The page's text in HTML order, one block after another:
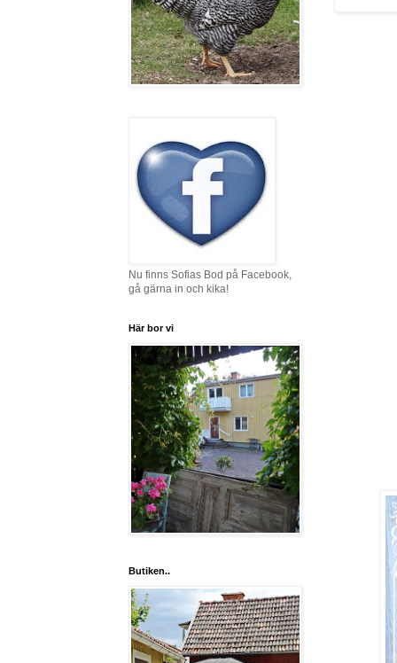
Nu finns Sofias Bod på Facebook,
gå gärna in och kika!
Här bor vi
Butiken..